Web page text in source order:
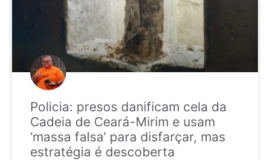
Policia: presos danificam cela da
Cadeia de Ceará-Mirim e usam
‘massa falsa’ para disfarçar, mas
estratégia é descoberta